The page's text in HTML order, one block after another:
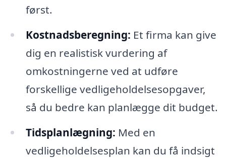
først.
Kostnadsberegning: Et firma kan give
dig en realistisk vurdering af
omkostningerne ved at udføre
forskellige vedligeholdelsesopgaver,
så du bedre kan planlægge dit budget.
Tidsplanlægning: Med en
vedligeholdelsesplan kan du få indsigt